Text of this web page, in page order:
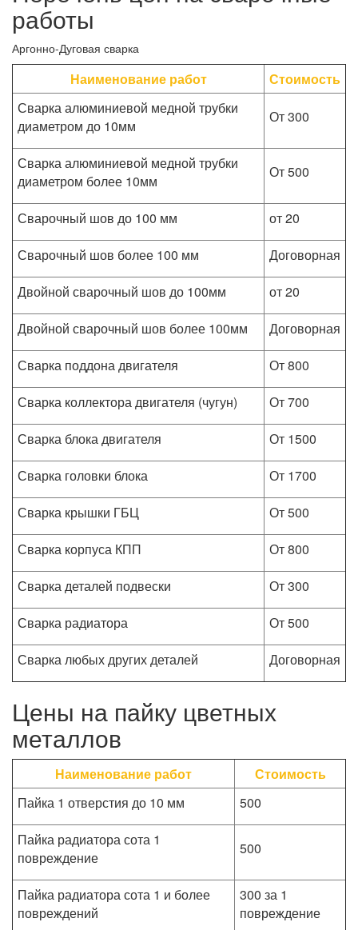
работы
Аргонно-Дуговая сварка
Наименование работ
Стоимость
Сварка алюминиевой медной трубки
диаметром до 10мм
От 300
Сварка алюминиевой медной трубки
диаметром более 10мм
От 500
Сварочный шов до 100 мм
от 20
Сварочный шов более 100 мм
Договорная
Двойной сварочный шов до 100мм
от 20
Двойной сварочный шов более 100мм
Договорная
Сварка поддона двигателя
От 800
Сварка коллектора двигателя (чугун)
От 700
Сварка блока двигателя
От 1500
Сварка головки блока
От 1700
Сварка крышки ГБЦ
От 500
Сварка корпуса КПП
От 800
Сварка деталей подвески
От 300
Сварка радиатора
От 500
Сварка любых других деталей
Договорная
Цены на пайку цветных
металлов
Наименование работ
Стоимость
Пайка 1 отверстия до 10 мм
500
Пайка радиатора сота 1
повреждение
500
Пайка радиатора сота 1 и более
повреждений
300 за 1
повреждение